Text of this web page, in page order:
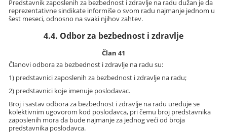
Predstavnik zaposlenih za bezbednost i zdravlje na radu dužan je da
reprezentativne sindikate informiše o svom radu najmanje jednom u
šest meseci, odnosno na svaki njihov zahtev.
4.4. Odbor za bezbednost i zdravlje
Član 41
Članovi odbora za bezbednost i zdravlje na radu su:
1) predstavnici zaposlenih za bezbednost i zdravlje na radu;
2) predstavnici koje imenuje poslodavac.
Broj i sastav odbora za bezbednost i zdravlje na radu uređuje se
kolektivnim ugovorom kod poslodavca, pri čemu broj predstavnika
zaposlenih mora da bude najmanje za jednog veći od broja
predstavnika poslodavca.